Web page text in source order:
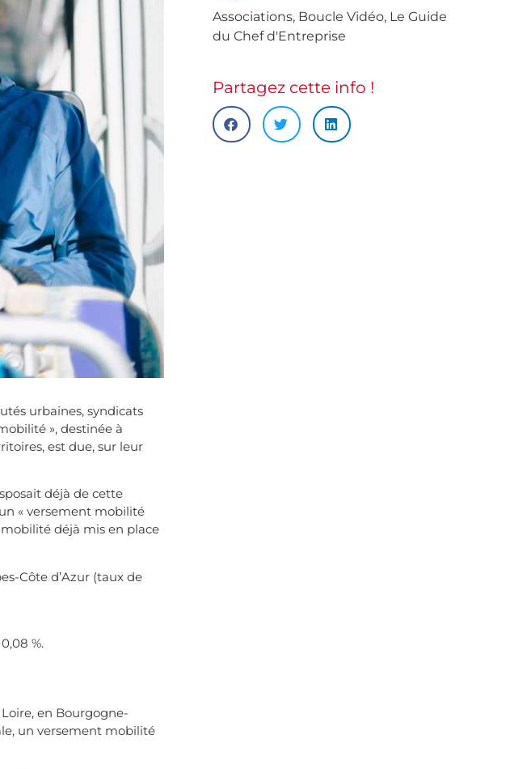
urbaines, syndicats
», destinée à
est due, sur leur
déjà de cette
« versement mobilité
mobilité déjà mis en place
Côte d’Azur (taux de
%.
en Bourgogne-
un versement mobilité
Associations, Boucle Vidéo, Le Guide
du Chef d'Entreprise
Partagez cette info !